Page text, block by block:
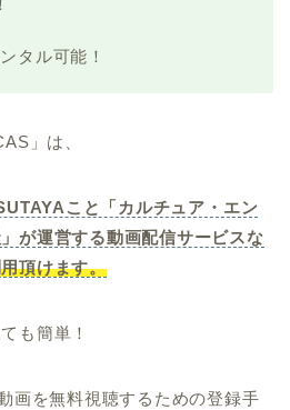
タル可能！
」は、
こと「カルチュア・エン
が運営する動画配信サービスな
頂けます。
も簡単！
画を無料視聴するための登録手